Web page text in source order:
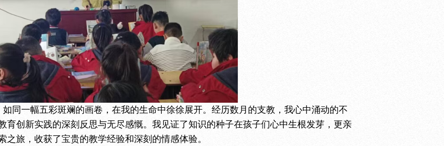
同一幅五彩斑斓的画卷，在我的生命中徐徐展开。经历数月的支教，我心中涌动的不
育创新实践的深刻反思与无尽感慨。我见证了知识的种子在孩子们心中生根发芽，更亲
旅，收获了宝贵的教学经验和深刻的情感体验。